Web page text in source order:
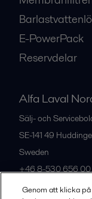
E-PowerPack
Reservdelar
Alfa Laval
Sälj- och
SE-141 49 Huddinge
Sweden
+46 8-530 656 00
Genom att klicka